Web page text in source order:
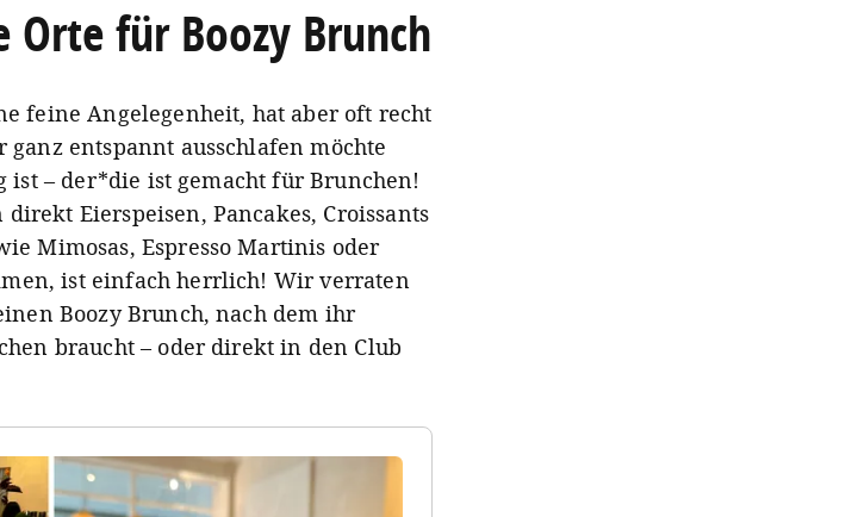
für Boozy Brunch
feine Angelegenheit, hat aber oft recht
entspannt ausschlafen möchte
ist – der*die ist gemacht für Brunchen!
Eierspeisen, Pancakes, Croissants
Mimosas, Espresso Martinis oder
ist einfach herrlich! Wir verraten
Boozy Brunch, nach dem ihr
braucht – oder direkt in den Club